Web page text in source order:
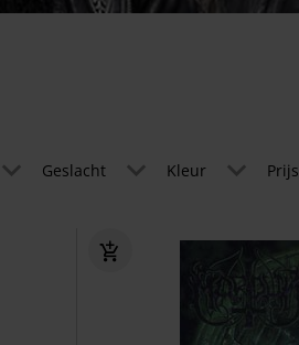
Geslacht Kleur Prijs